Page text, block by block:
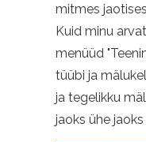
mitmes
Kuid minu
menüüd
tüübi ja
ja tegelikku
jaoks ühe jaoks